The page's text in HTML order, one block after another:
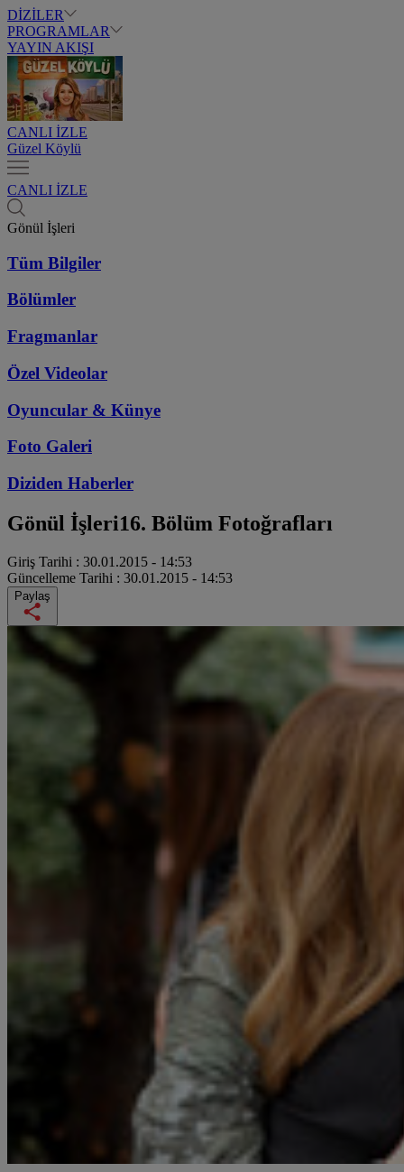
DİZİLER
PROGRAMLAR
YAYIN AKIŞI
CANLI İZLE
Güzel Köylü
CANLI İZLE
Gönül İşleri
Tüm Bilgiler
Bölümler
Fragmanlar
Özel Videolar
Oyuncular & Künye
Foto Galeri
Diziden Haberler
Gönül İşleri16. Bölüm Fotoğrafları
Giriş Tarihi : 30.01.2015 - 14:53
Güncelleme Tarihi : 30.01.2015 - 14:53
Paylaş